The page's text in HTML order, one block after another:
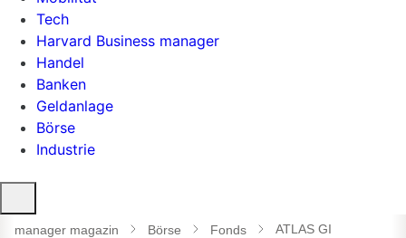
Tech
Harvard Business manager
Handel
Banken
Geldanlage
Börse
Industrie
öffnen
manager magazin Börse Fonds ATLAS GI